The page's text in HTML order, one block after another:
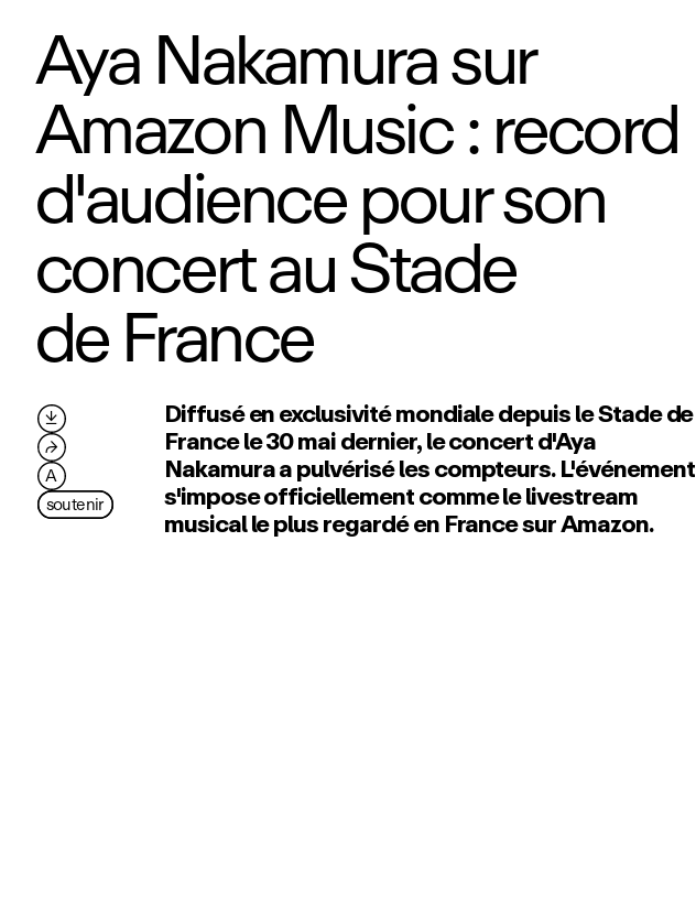
Aya Nakamura sur
Amazon Music : record
d'audience pour son
concert au Stade
de France
Diffusé en exclusivité mondiale depuis le Stade de
France le 30 mai dernier, le concert d'Aya
Nakamura a pulvérisé les compteurs. L'événement
s'impose officiellement comme le livestream
musical le plus regardé en France sur Amazon.

⮫
A
soutenir